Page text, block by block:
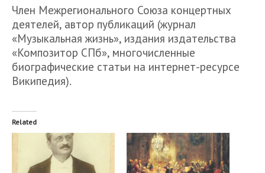
Член Межрегионального Союза концертных
деятелей, автор публикаций (журнал
«Музыкальная жизнь», издания издательства
«Композитор СПб», многочисленные
биографические статьи на интернет-ресурсе
Википедия).
Related